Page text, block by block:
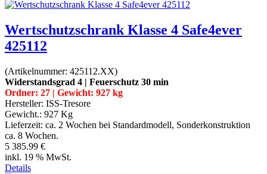
Wertschutzschrank Klasse 4 Safe4ever
425112
(Artikelnummer: 425112.XX)
Widerstandsgrad 4 | Feuerschutz 30 min
Ordner: 27 | Gewicht: 927 kg
Hersteller: ISS-Tresore
Gewicht.: 927 Kg
Lieferzeit: ca. 2 Wochen bei Standardmodell, Sonderkonstruktion
ca. 8 Wochen.
5 385.99 €
inkl. 19 % MwSt.
Details